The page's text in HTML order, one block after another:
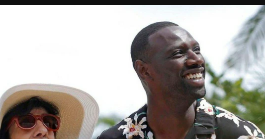
Политика конфиденциальности Для партнёров